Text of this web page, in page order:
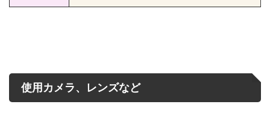
使用カメラ、レンズなど